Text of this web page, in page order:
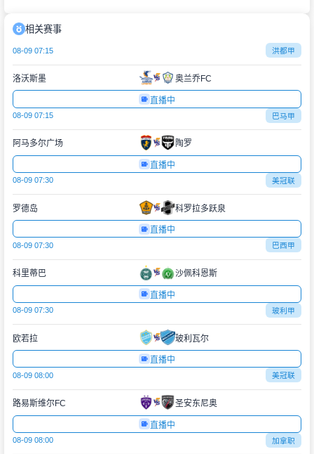
相关赛事
08-09 07:15 洪都甲
洛沃斯墨 奥兰乔FC
直播中
08-09 07:15 巴马甲
阿马多尔广场 陶罗
直播中
08-09 07:30 美冠联
罗德岛 科罗拉多跃泉
直播中
08-09 07:30 巴西甲
科里蒂巴 沙佩科恩斯
直播中
08-09 07:30 玻利甲
欧若拉 玻利瓦尔
直播中
08-09 08:00 美冠联
路易斯维尔FC 圣安东尼奥
直播中
08-09 08:00 加拿职